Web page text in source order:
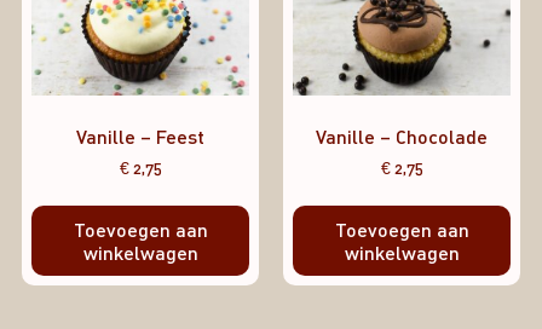
Vanille – Feest
€2,75
Toevoegen aan
winkelwagen
Vanille – Chocolade
€2,75
Toevoegen aan
winkelwagen